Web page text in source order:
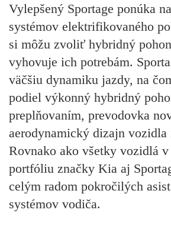
Vylepšený Sportage ponúka
systémov elektrifikovaného
si môžu zvoliť hybridný
vyhovuje ich potrebám.
väčšiu dynamiku jazdy, na
podiel výkonný hybridný
preplňovaním, prevodovka
aerodynamický dizajn
Rovnako ako všetky vozidlá
portfóliu značky Kia aj
celým radom pokročilých
systémov vodiča.